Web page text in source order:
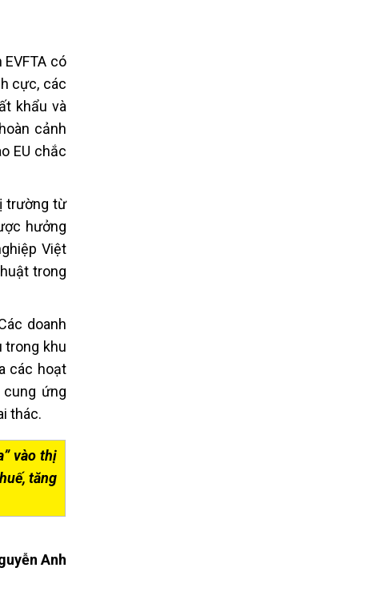
có
cực, các
khẩu và
cảnh
EU chắc
trường từ
hưởng
Việt
trong
doanh
trong khu
các hoạt
ứng
thác.
vào thị
tăng
Anh